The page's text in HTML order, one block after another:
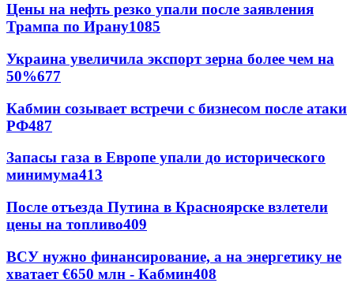
Цены на нефть резко упали после заявления
Трампа по Ирану1085
Украина увеличила экспорт зерна более чем на
50%677
Кабмин созывает встречи с бизнесом после атаки
РФ487
Запасы газа в Европе упали до исторического
минимума413
После отъезда Путина в Красноярске взлетели
цены на топливо409
ВСУ нужно финансирование, а на энергетику не
хватает €650 млн - Кабмин408